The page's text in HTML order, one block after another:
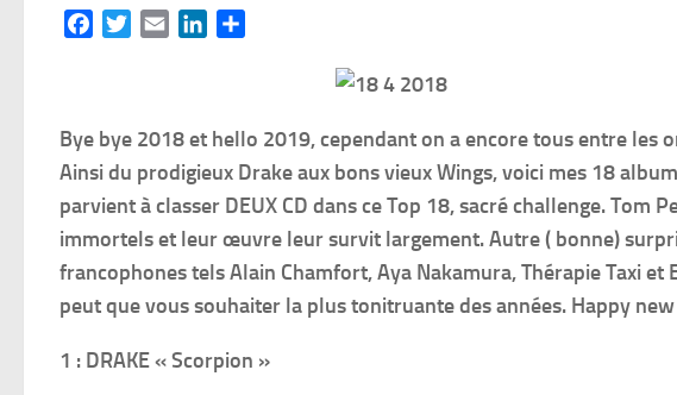
FacebookTwitterEmail LinkedIn
Bye bye 2018 et hello 2019, cependant on a encore tous entre les
Ainsi du prodigieux Drake aux bons vieux Wings, voici mes 18
parvient à classer DEUX CD dans ce Top 18, sacré challenge. Tom
immortels et leur œuvre leur survit largement. Autre ( bonne)
francophones tels Alain Chamfort, Aya Nakamura, Thérapie Taxi et
peut que vous souhaiter la plus tonitruante des années. Happy
1 : DRAKE « Scorpion »